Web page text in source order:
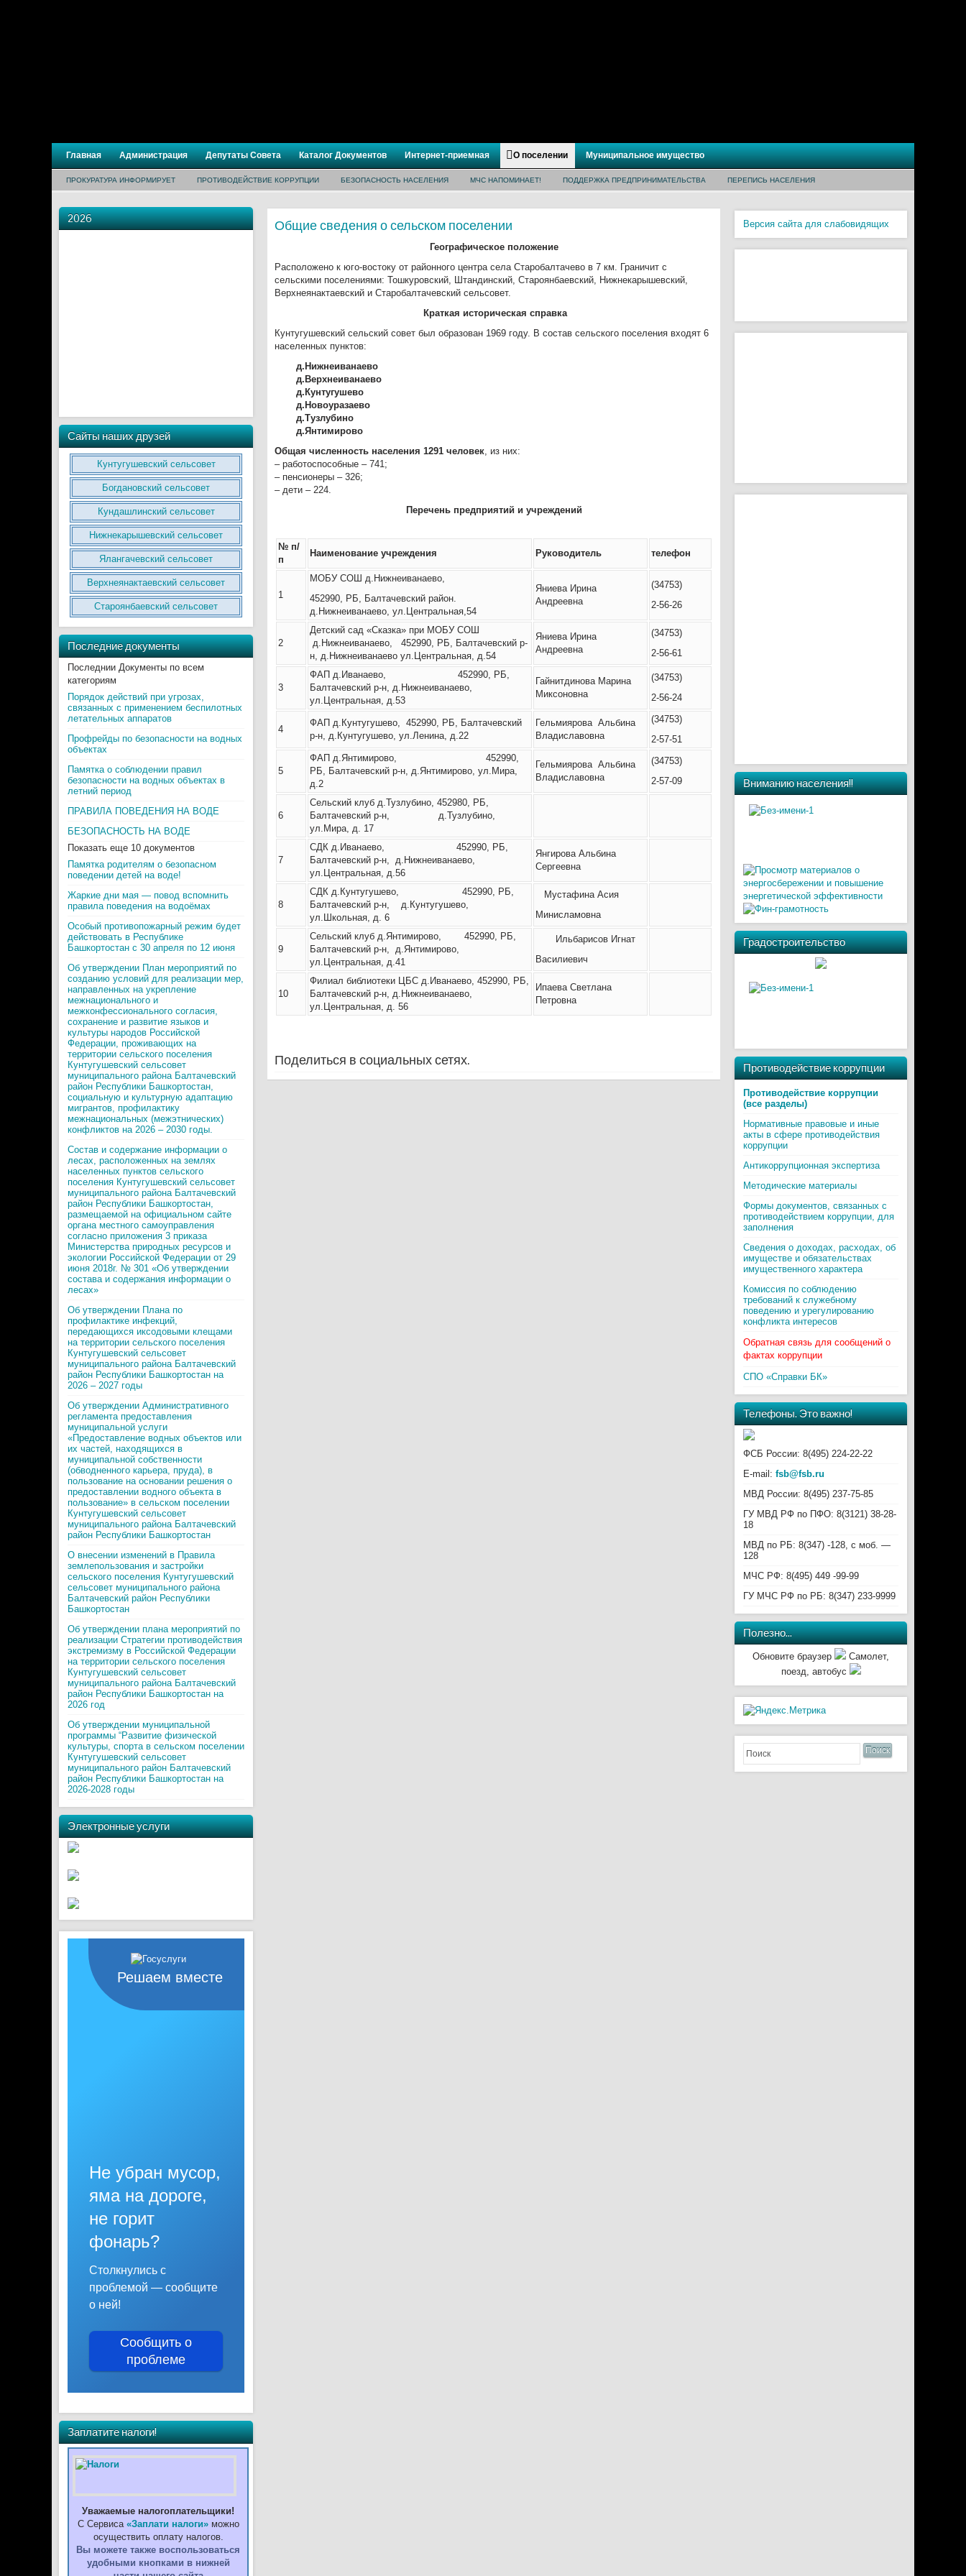
Главная Администрация Депутаты Совета Каталог Документов Интернет-приемная О поселении Муниципальное имущество
ПРОКУРАТУРА ИНФОРМИРУЕТ ПРОТИВОДЕЙСТВИЕ КОРРУПЦИИ БЕЗОПАСНОСТЬ НАСЕЛЕНИЯ МЧС НАПОМИНАЕТ! ПОДДЕРЖКА ПРЕДПРИНИМАТЕЛЬСТВА ПЕРЕПИСЬ НАСЕЛЕНИЯ
2026
Сайты наших друзей
Кунтугушевский сельсовет
Богдановский сельсовет
Кундашлинский сельсовет
Нижнекарышевский сельсовет
Ялангачевский сельсовет
Верхнеянактаевский сельсовет
Староянбаевский сельсовет
Последние документы
Последнии Документы по всем
категориям
Порядок действий при угрозах,
связанных с применением беспилотных
летательных аппаратов
Профрейды по безопасности на водных
объектах
Памятка о соблюдении правил
безопасности на водных объектах в
летний период
ПРАВИЛА ПОВЕДЕНИЯ НА ВОДЕ
БЕЗОПАСНОСТЬ НА ВОДЕ
Показать еще 10 документов
Памятка родителям о безопасном
поведении детей на воде!
Жаркие дни мая — повод вспомнить
правила поведения на водоёмах
Особый противопожарный режим будет
действовать в Республике
Башкортостан с 30 апреля по 12 июня
Об утверждении План мероприятий по
созданию условий для реализации мер,
направленных на укрепление
межнационального и
межконфессионального согласия,
сохранение и развитие языков и
культуры народов Российской
Федерации, проживающих на
территории сельского поселения
Кунтугушевский сельсовет
муниципального района Балтачевский
район Республики Башкортостан,
социальную и культурную адаптацию
мигрантов, профилактику
межнациональных (межэтнических)
конфликтов на 2026 – 2030 годы.
Состав и содержание информации о
лесах, расположенных на землях
населенных пунктов сельского
поселения Кунтугушевский сельсовет
муниципального района Балтачевский
район Республики Башкортостан,
размещаемой на официальном сайте
органа местного самоуправления
согласно приложения 3 приказа
Министерства природных ресурсов и
экологии Российской Федерации от 29
июня 2018г. № 301 «Об утверждении
состава и содержания информации о
лесах»
Об утверждении Плана по
профилактике инфекций,
передающихся иксодовыми клещами
на территории сельского поселения
Кунтугушевский сельсовет
муниципального района Балтачевский
район Республики Башкортостан на
2026 – 2027 годы
Об утверждении Административного
регламента предоставления
муниципальной услуги
«Предоставление водных объектов или
их частей, находящихся в
муниципальной собственности
(обводненного карьера, пруда), в
пользование на основании решения о
предоставлении водного объекта в
пользование» в сельском поселении
Кунтугушевский сельсовет
муниципального района Балтачевский
район Республики Башкортостан
О внесении изменений в Правила
землепользования и застройки
сельского поселения Кунтугушевский
сельсовет муниципального района
Балтачевский район Республики
Башкортостан
Об утверждении плана мероприятий по
реализации Стратегии противодействия
экстремизму в Российской Федерации
на территории сельского поселения
Кунтугушевский сельсовет
муниципального района Балтачевский
район Республики Башкортостан на
2026 год
Об утверждении муниципальной
программы “Развитие физической
культуры, спорта в сельском поселении
Кунтугушевский сельсовет
муниципального район Балтачевский
район Республики Башкортостан на
2026-2028 годы
Электронные услуги
Решаем вместе
Не убран мусор,
яма на дороге,
не горит
фонарь?
Столкнулись с
проблемой — сообщите
о ней!
Сообщить о
проблеме
Заплатите налоги!
Уважаемые налогоплательщики!
С Сервиса «Заплати налоги»можно
осуществить оплату налогов.
Вы можете также воспользоваться
удобными кнопками в нижней
Общие сведения о сельском поселении
Географическое положение
Расположено к юго-востоку от районного центра села Старобалтачево в 7 км. Граничит с
сельскими поселениями: Тошкуровский, Штандинский, Староянбаевский, Нижнекарышевский,
Верхнеянактаевский и Старобалтачевский сельсовет.
Краткая историческая справка
Кунтугушевский сельский совет был образован 1969 году. В состав сельского поселения входят 6
населенных пунктов:
д.Нижнеиванаево
д.Верхнеиванаево
д.Кунтугушево
д.Новоуразаево
д.Тузлубино
д.Янтимирово
Общая численность населения 1291 человек, из них:
– работоспособные – 741;
– пенсионеры – 326;
– дети – 224.
Перечень предприятий и учреждений
№ п/
п
Наименование учреждения Руководитель телефон
1
МОБУ СОШ д.Нижнеиванаево,
452990, РБ, Балтачевский район.
д.Нижнеиванаево, ул.Центральная,54
Яниева Ирина
Андреевна
(34753)
2-56-26
2
Детский сад «Сказка» при МОБУ СОШ
д.Нижнеиванаево, 452990, РБ, Балтачевский р-
н, д.Нижнеиванаево ул.Центральная, д.54
Яниева Ирина
Андреевна
(34753)
2-56-61
3
ФАП д.Иванаево, 452990, РБ,
Балтачевский р-н, д.Нижнеиванаево,
ул.Центральная, д.53
Гайнитдинова Марина
Миксоновна
(34753)
2-56-24
4
ФАП д.Кунтугушево, 452990, РБ, Балтачевский
р-н, д.Кунтугушево, ул.Ленина, д.22
Гельмиярова Альбина
Владиславовна
(34753)
2-57-51
5
ФАП д.Янтимирово, 452990,
РБ, Балтачевский р-н, д.Янтимирово, ул.Мира,
д.2
Гельмиярова Альбина
Владиславовна
(34753)
2-57-09
6
Сельский клуб д.Тузлубино, 452980, РБ,
Балтачевский р-н, д.Тузлубино,
ул.Мира, д. 17
7
СДК д.Иванаево, 452990, РБ,
Балтачевский р-н, д.Нижнеиванаево,
ул.Центральная, д.56
Янгирова Альбина
Сергеевна
8
СДК д.Кунтугушево, 452990, РБ,
Балтачевский р-н, д.Кунтугушево,
ул.Школьная, д. 6
Мустафина Асия
Минисламовна
9
Сельский клуб д.Янтимирово, 452990, РБ,
Балтачевский р-н, д.Янтимирово,
ул.Центральная, д.41
Ильбарисов Игнат
Василиевич
10
Филиал библиотеки ЦБС д.Иванаево, 452990, РБ,
Балтачевский р-н, д.Нижнеиванаево,
ул.Центральная, д. 56
Ипаева Светлана
Петровна
Поделиться в социальных сетях.
Версия сайта для слабовидящих
Вниманию населения!!
Градостроительство
Противодействие коррупции
Противодействие коррупции
(все разделы)
Нормативные правовые и иные
акты в сфере противодействия
коррупции
Антикоррупционная экспертиза
Методические материалы
Формы документов, связанных с
противодействием коррупции, для
заполнения
Сведения о доходах, расходах, об
имуществе и обязательствах
имущественного характера
Комиссия по соблюдению
требований к служебному
поведению и урегулированию
конфликта интересов
Обратная связь для сообщений о
фактах коррупции
СПО «Справки БК»
Телефоны. Это важно!
ФСБ России: 8(495) 224-22-22
E-mail: fsb@fsb.ru
МВД России: 8(495) 237-75-85
ГУ МВД РФ по ПФО: 8(3121) 38-28-
18
МВД по РБ: 8(347) -128, с моб. —
128
МЧС РФ: 8(495) 449 -99-99
ГУ МЧС РФ по РБ: 8(347) 233-9999
Полезно…
Обновите браузер
Самолет,
поезд, автобус
Поиск